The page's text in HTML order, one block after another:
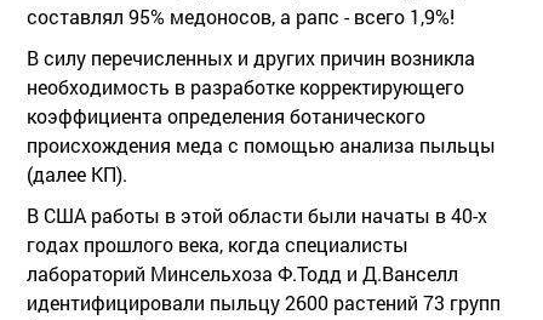
составлял 95% медоносов, а рапс - всего 1,9%!
В силу перечисленных и других причин возникла
необходимость в разработке корректирующего
коэффициента определения ботанического
происхождения меда с помощью анализа пыльцы
(далее КП).
В США работы в этой области были начаты в 40-х
годах прошлого века, когда специалисты
лабораторий Минсельхоза Ф.Тодд и Д.Ванселл
идентифицировали пыльцу 2600 растений 73 групп